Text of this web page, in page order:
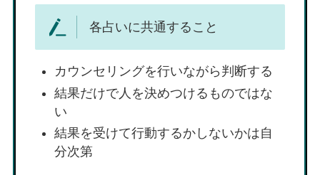
各占いに共通すること
カウンセリングを行いながら判断する
結果だけで人を決めつけるものではな
い
結果を受けて行動するかしないかは自
分次第